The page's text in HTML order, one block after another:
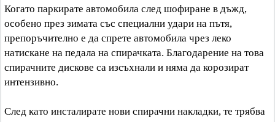
Когато паркирате автомобила след шофиране в дъжд,
особено през зимата със специални удари на пътя,
препоръчително е да спрете автомобила чрез леко
натискане на педала на спирачката. Благодарение на това
спирачните дискове са изсъхнали и няма да корозират
интензивно.
След като инсталирате нови спирачни накладки, те трябва